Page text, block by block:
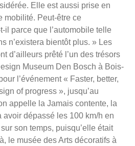
Elle est aussi prise en
mobilité. Peut-être ce
il parce que l’automobile telle
n’existera bientôt plus. » Les
d’ailleurs prêté l’un des trésors
Museum Den Bosch à Bois-
l’événement « Faster, better,
of progress », jusqu’au
appelle la Jamais contente, la
avoir dépassé les 100 km/h en
son temps, puisqu’elle était
le musée des Arts décoratifs à